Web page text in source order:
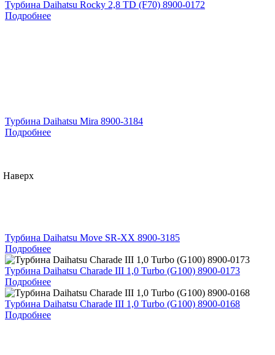
Турбина Daihatsu Rocky 2,8 TD (F70) 8900-0172
Подробнее
Турбина Daihatsu Mira 8900-3184
Подробнее
Турбина Daihatsu Move SR-XX 8900-3185
Подробнее
Турбина Daihatsu Charade III 1,0 Turbo (G100) 8900-0173
Подробнее
Турбина Daihatsu Charade III 1,0 Turbo (G100) 8900-0168
Подробнее
Наверх